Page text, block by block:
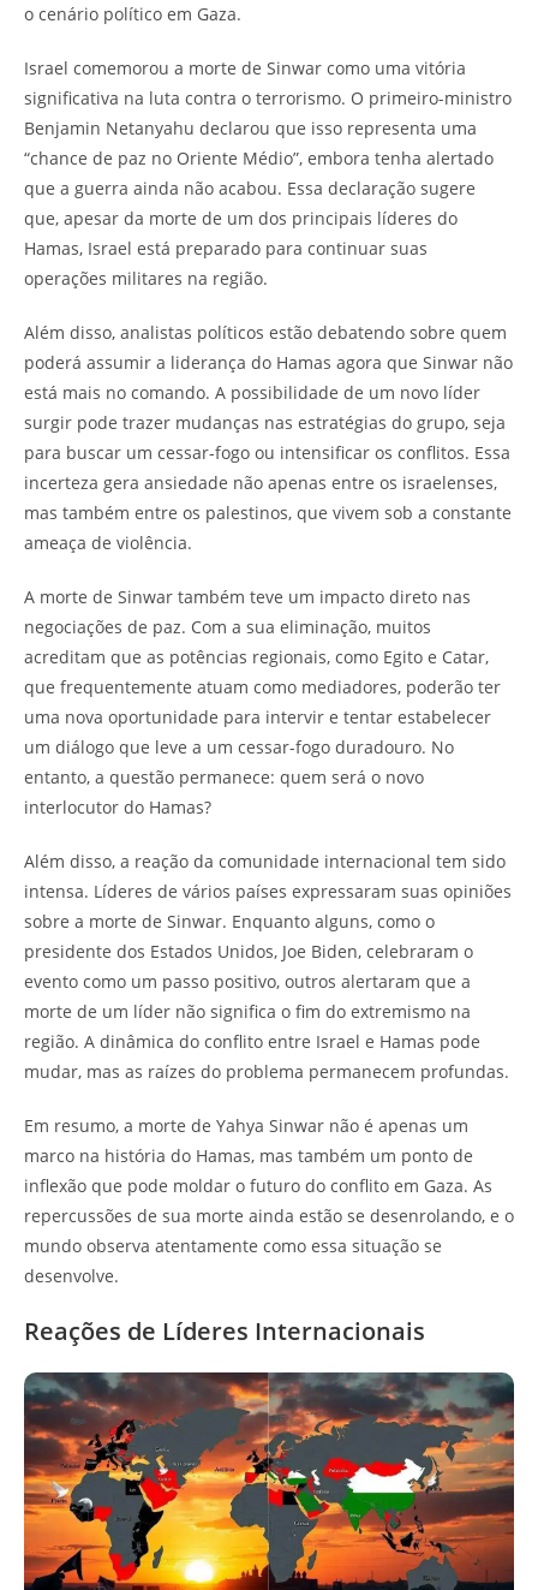
o cenário político em Gaza.
Israel comemorou a morte de Sinwar como uma vitória
significativa na luta contra o terrorismo. O primeiro-ministro
Benjamin Netanyahu declarou que isso representa uma
“chance de paz no Oriente Médio”, embora tenha alertado
que a guerra ainda não acabou. Essa declaração sugere
que, apesar da morte de um dos principais líderes do
Hamas, Israel está preparado para continuar suas
operações militares na região.
Além disso, analistas políticos estão debatendo sobre quem
poderá assumir a liderança do Hamas agora que Sinwar não
está mais no comando. A possibilidade de um novo líder
surgir pode trazer mudanças nas estratégias do grupo, seja
para buscar um cessar-fogo ou intensificar os conflitos. Essa
incerteza gera ansiedade não apenas entre os israelenses,
mas também entre os palestinos, que vivem sob a constante
ameaça de violência.
A morte de Sinwar também teve um impacto direto nas
negociações de paz. Com a sua eliminação, muitos
acreditam que as potências regionais, como Egito e Catar,
que frequentemente atuam como mediadores, poderão ter
uma nova oportunidade para intervir e tentar estabelecer
um diálogo que leve a um cessar-fogo duradouro. No
entanto, a questão permanece: quem será o novo
interlocutor do Hamas?
Além disso, a reação da comunidade internacional tem sido
intensa. Líderes de vários países expressaram suas opiniões
sobre a morte de Sinwar. Enquanto alguns, como o
presidente dos Estados Unidos, Joe Biden, celebraram o
evento como um passo positivo, outros alertaram que a
morte de um líder não significa o fim do extremismo na
região. A dinâmica do conflito entre Israel e Hamas pode
mudar, mas as raízes do problema permanecem profundas.
Em resumo, a morte de Yahya Sinwar não é apenas um
marco na história do Hamas, mas também um ponto de
inflexão que pode moldar o futuro do conflito em Gaza. As
repercussões de sua morte ainda estão se desenrolando, e o
mundo observa atentamente como essa situação se
desenvolve.
Reações de Líderes Internacionais